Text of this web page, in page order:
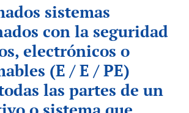
sistemas
con la seguridad
electrónicos o
(E / E / PE)
las partes de un